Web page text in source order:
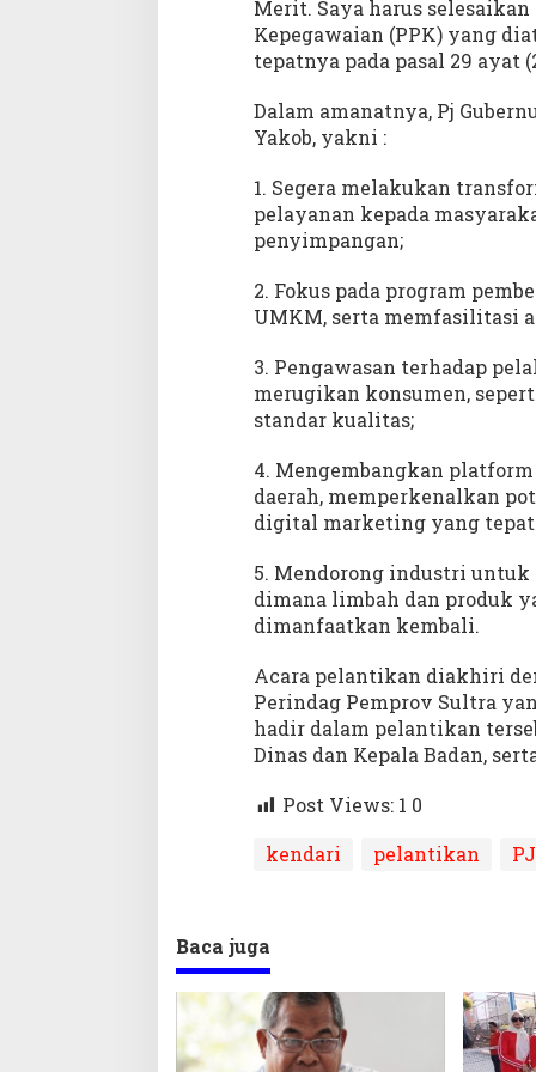
Merit. Saya harus
Kepegawaian (PPK) yang
tepatnya pada pasal 29 ayat
Dalam amanatnya, Pj
Yakob, yakni :
1. Segera melakukan
pelayanan kepada
penyimpangan;
2. Fokus pada program
UMKM, serta memfasilitasi
3. Pengawasan terhadap
merugikan konsumen,
standar kualitas;
4. Mengembangkan
daerah, memperkenalkan
digital marketing yang tepat
5. Mendorong industri
dimana limbah dan produk
dimanfaatkan kembali.
Acara pelantikan diakhiri
Perindag Pemprov Sultra
hadir dalam pelantikan
Dinas dan Kepala Badan,
Post Views: 1 0
kendari
pelantikan
Baca juga